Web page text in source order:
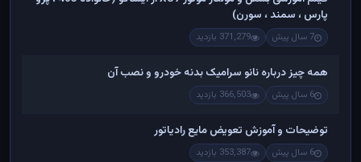
پارس ، سمند ، سورن)
7 سال پیش 371,279 بازدید
همه چیز درباره نانو سرامیک بدنه خودرو و نصب آن
6 سال پیش 366,503 بازدید
توضیحات و آموزش تعویض مایع رادیاتور
6 سال پیش 353,387 بازدید